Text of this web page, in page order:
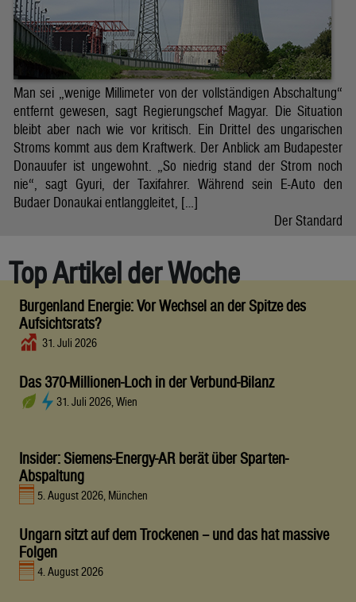
Man sei „wenige Millimeter von der vollständigen Abschaltung“
entfernt gewesen, sagt Regierungschef Magyar. Die Situation
bleibt aber nach wie vor kritisch. Ein Drittel des ungarischen
Stroms kommt aus dem Kraftwerk. Der Anblick am Budapester
Donauufer ist ungewohnt. „So niedrig stand der Strom noch
nie“, sagt Gyuri, der Taxifahrer. Während sein E-Auto den
Budaer Donaukai entlanggleitet, […]
Der Standard
Top Artikel der Woche
Burgenland Energie: Vor Wechsel an der Spitze des
Aufsichtsrats?
31. Juli 2026
Das 370-Millionen-Loch in der Verbund-Bilanz
31. Juli 2026, Wien
Insider: Siemens-Energy-AR berät über Sparten-
Abspaltung
5. August 2026, München
Ungarn sitzt auf dem Trockenen – und das hat massive
Folgen
4. August 2026